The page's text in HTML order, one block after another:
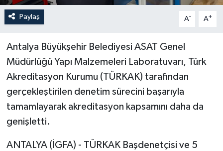
Paylaş A- A+
Antalya Büyükşehir Belediyesi ASAT Genel
Müdürlüğü Yapı Malzemeleri Laboratuvarı, Türk
Akreditasyon Kurumu (TÜRKAK) tarafından
gerçekleştirilen denetim sürecini başarıyla
tamamlayarak akreditasyon kapsamını daha da
genişletti.
ANTALYA (İGFA) - TÜRKAK Başdenetçisi ve 5